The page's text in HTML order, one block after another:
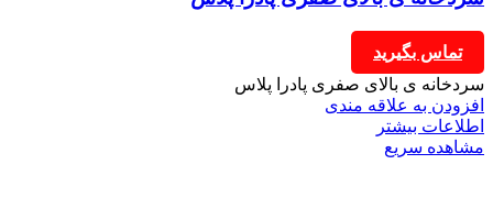
تماس بگیرید
سردخانه ی بالای صفری پادرا پلاس
افزودن به علاقه مندی
اطلاعات بیشتر
مشاهده سریع